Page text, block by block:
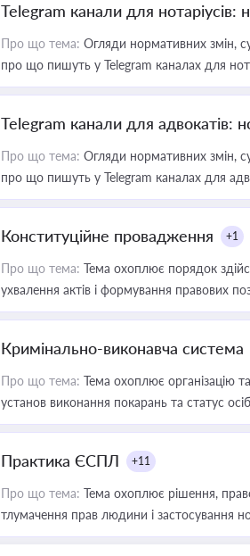
Telegram канали для нотаріусів:
Про що тема: Огляди нормативних змін,
про що пишуть у Telegram каналах для
Telegram канали для адвокатів:
Про що тема: Огляди нормативних змін,
про що пишуть у Telegram каналах для
Конституційне провадження +1
Про що тема: Тема охоплює порядок
ухвалення актів і формування правових
Кримінально-виконавча система
Про що тема: Тема охоплює організацію
установ виконання покарань та статус
Практика ЄСПЛ +11
Про що тема: Тема охоплює рішення,
тлумачення прав людини і застосування